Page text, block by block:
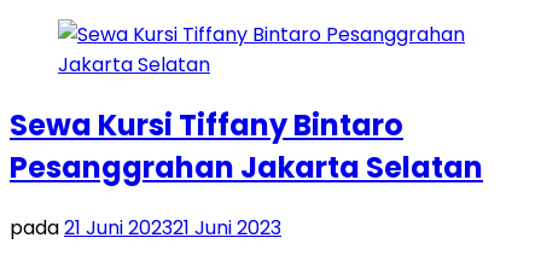
Sewa Kursi Tiffany Bintaro
Pesanggrahan Jakarta Selatan
pada21 Juni 202321 Juni 2023